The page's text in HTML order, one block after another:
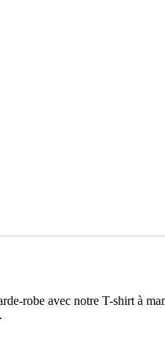
robe avec notre T-shirt à